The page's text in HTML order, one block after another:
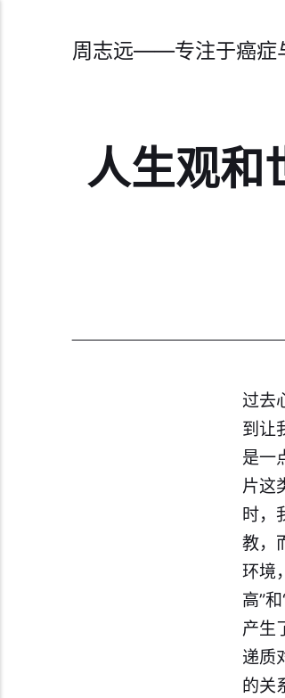
周志远——专注于癌症
人生观和
过去
到让
是一
片这
时，
教，
环境
高”
产生
递质
的关